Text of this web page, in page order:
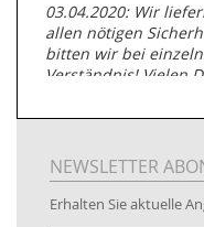
03.04.2020: Wir
allen nötigen
bitten wir bei
Verständnis! Vielen
05.07.2019:
Rohrbearbeitung
01.06.2019:
NEWSLETTER
Erhalten Sie aktuelle